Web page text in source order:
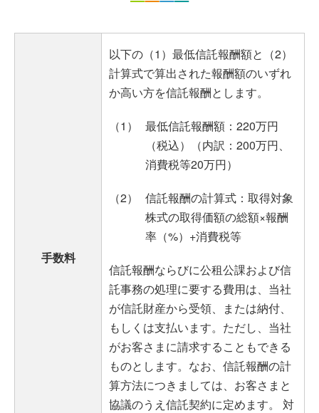
手数料
以下の（1）最低信託報酬額と（2）
計算式で算出された報酬額のいずれ
か高い方を信託報酬とします。
（1）
最低信託報酬額：220万円
（税込）（内訳：200万円、
消費税等20万円）
（2）
信託報酬の計算式：取得対象
株式の取得価額の総額×報酬
率（%）+消費税等
信託報酬ならびに公租公課および信
託事務の処理に要する費用は、当社
が信託財産から受領、または納付、
もしくは支払います。ただし、当社
がお客さまに請求することもできる
ものとします。なお、信託報酬の計
算方法につきましては、お客さまと
協議のうえ信託契約に定めます。 対